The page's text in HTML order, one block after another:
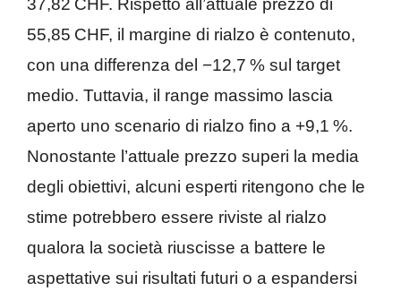
55,85 CHF, il margine di rialzo è contenuto,
con una differenza del −12,7 % sul target
medio. Tuttavia, il range massimo lascia
aperto uno scenario di rialzo fino a +9,1 %.
Nonostante l’attuale prezzo superi la media
degli obiettivi, alcuni esperti ritengono che le
stime potrebbero essere riviste al rialzo
qualora la società riuscisse a battere le
aspettative sui risultati futuri o a espandersi